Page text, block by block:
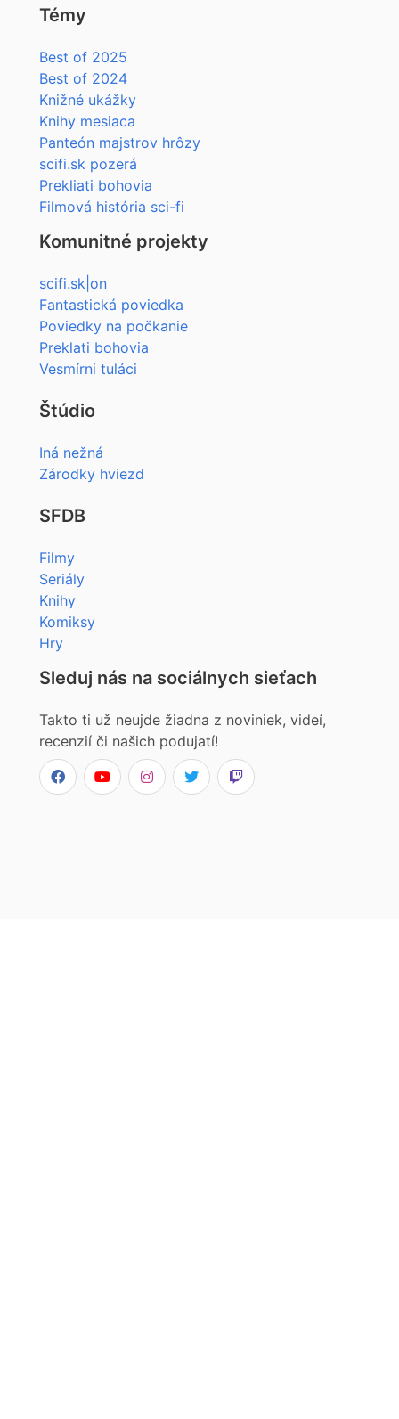
Témy
Best of 2025
Best of 2024
Knižné ukážky
Knihy mesiaca
Panteón majstrov hrôzy
scifi.sk pozerá
Prekliati bohovia
Filmová história sci-fi
Komunitné projekty
scifi.sk|on
Fantastická poviedka
Poviedky na počkanie
Preklati bohovia
Vesmírni tuláci
Štúdio
Iná nežná
Zárodky hviezd
SFDB
Filmy
Seriály
Knihy
Komiksy
Hry
Sleduj nás na sociálnych sieťach
Takto ti už neujde žiadna z noviniek, videí,
recenzií či našich podujatí!